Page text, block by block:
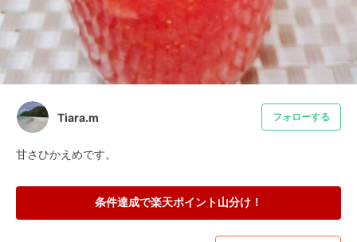
Tiara.m フォローする
甘さひかえめです。
条件達成で楽天ポイント山分け！